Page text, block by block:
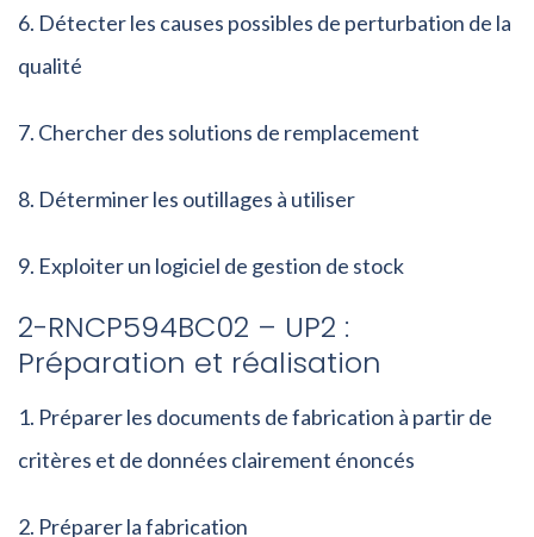
Détecter les causes possibles de perturbation de la
qualité
Chercher des solutions de remplacement
Déterminer les outillages à utiliser
Exploiter un logiciel de gestion de stock
2-RNCP594BC02 – UP2 :
Préparation et réalisation
Préparer les documents de fabrication à partir de
critères et de données clairement énoncés
Préparer la fabrication